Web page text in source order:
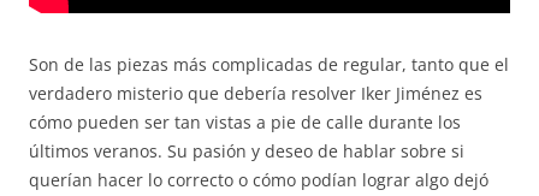
Son de las piezas más complicadas de regular, tanto que el
verdadero misterio que debería resolver Iker Jiménez es
cómo pueden ser tan vistas a pie de calle durante los
últimos veranos. Su pasión y deseo de hablar sobre si
querían hacer lo correcto o cómo podían lograr algo dejó